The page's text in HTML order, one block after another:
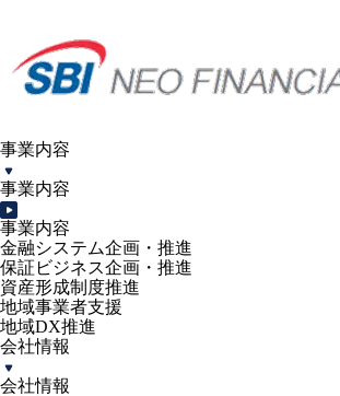
事業内容
事業内容
事業内容
金融システム企画・推進
保証ビジネス企画・推進
資産形成制度推進
地域事業者支援
地域DX推進
会社情報
会社情報